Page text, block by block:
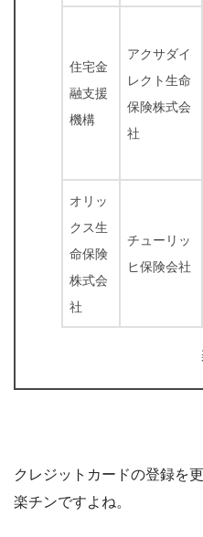
住宅金
融支援
機構
アクサダイ
レクト生命
保険株式会
社
オリッ
クス生
命保険
株式会
社
チューリッ
ヒ保険会社
クレジットカードの登録を
楽チンですよね。